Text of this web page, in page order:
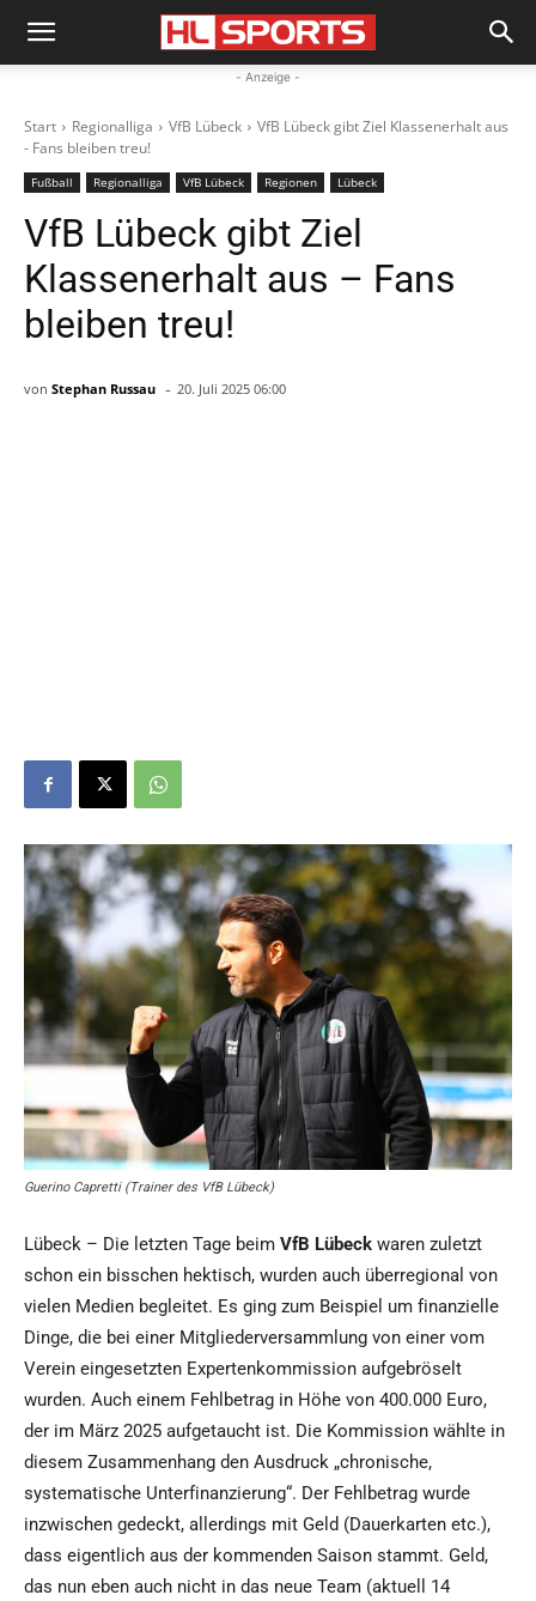
- Anzeige -
Start Regionalliga VfB Lübeck
VfB Lübeck gibt Ziel Klassenerhalt aus
- Fans bleiben treu!
Fußball Regionalliga VfB Lübeck Regionen Lübeck
VfB Lübeck gibt Ziel
Klassenerhalt aus – Fans
bleiben treu!
von Stephan Russau - 20. Juli 2025 06:00
Guerino Capretti (Trainer des VfB Lübeck)
Lübeck – Die letzten Tage beim VfB Lübeck waren zuletzt
schon ein bisschen hektisch, wurden auch überregional von
vielen Medien begleitet. Es ging zum Beispiel um finanzielle
Dinge, die bei einer Mitgliederversammlung von einer vom
Verein eingesetzten Expertenkommission aufgebröselt
wurden. Auch einem Fehlbetrag in Höhe von 400.000 Euro,
der im März 2025 aufgetaucht ist. Die Kommission wählte in
diesem Zusammenhang den Ausdruck „chronische,
systematische Unterfinanzierung“. Der Fehlbetrag wurde
inzwischen gedeckt, allerdings mit Geld (Dauerkarten etc.),
dass eigentlich aus der kommenden Saison stammt. Geld,
das nun eben auch nicht in das neue Team (aktuell 14